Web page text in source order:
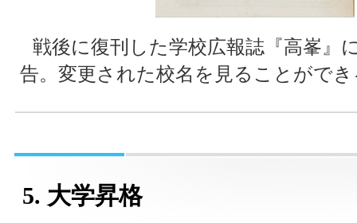
戦後に復刊した学校広報誌『高峯』
告。変更された校名を見ることがで
5. 大学昇格